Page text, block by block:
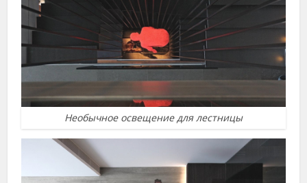
Необычное освещение для лестницы